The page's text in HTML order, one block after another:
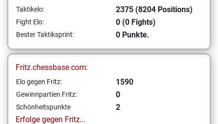
Taktikelo: 2375 (8204 Positions)
Fight Elo: 0 (0 Fights)
Bester Taktiksprint: 0 Punkte.
Fritz.chessbase.com:
Elo gegen Fritz: 1590
Gewinnpartien Fritz: 0
Schönheitspunkte
2
Erfolge gegen Fritz...